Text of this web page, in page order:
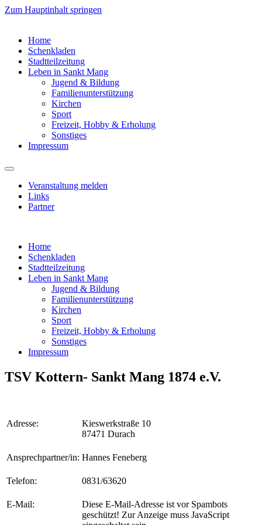
Zum Hauptinhalt springen
Home
Schenkladen
Stadtteilzeitung
Leben in Sankt Mang
Jugend & Bildung
Familienunterstützung
Kirchen
Sport
Freizeit, Hobby & Erholung
Sonstiges
Impressum
Veranstaltung melden
Links
Partner
Home
Schenkladen
Stadtteilzeitung
Leben in Sankt Mang
Jugend & Bildung
Familienunterstützung
Kirchen
Sport
Freizeit, Hobby & Erholung
Sonstiges
Impressum
TSV Kottern- Sankt Mang 1874 e.V.
Adresse:
Kieswerkstraße 10
87471 Durach
Ansprechpartner/in: Hannes Feneberg
Telefon: 0831/63620
E-Mail:
Diese E-Mail-Adresse ist vor Spambots
geschützt! Zur Anzeige muss JavaScript